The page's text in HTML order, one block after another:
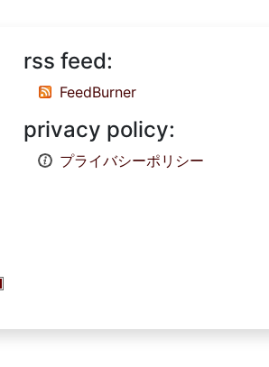
rss feed:
FeedBurner
privacy policy:
プライバシーポリシー